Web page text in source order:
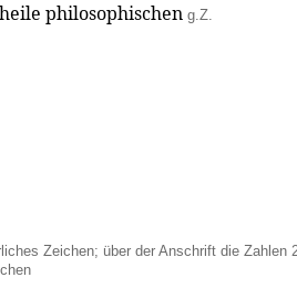
philosophischen g.Z.
Zeichen; über der Anschrift die Zahlen